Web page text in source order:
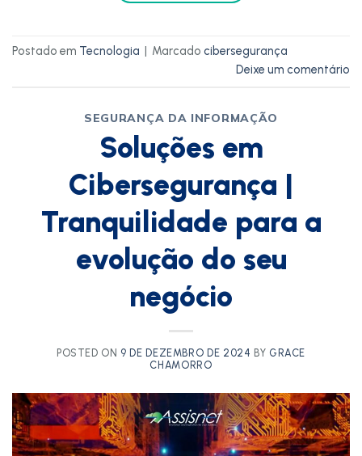
Postado em Tecnologia | Marcado cibersegurança
Deixe um comentário
SEGURANÇA DA INFORMAÇÃO
Soluções em
Cibersegurança |
Tranquilidade para a
evolução do seu
negócio
POSTED ON 9 DE DEZEMBRO DE 2024 BY GRACE
CHAMORRO